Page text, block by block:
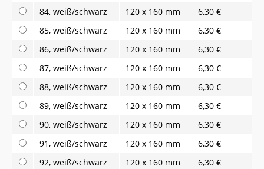
84, weiß/schwarz
120 x 160 mm
6,30 €
85, weiß/schwarz
120 x 160 mm
6,30 €
86, weiß/schwarz
120 x 160 mm
6,30 €
87, weiß/schwarz
120 x 160 mm
6,30 €
88, weiß/schwarz
120 x 160 mm
6,30 €
89, weiß/schwarz
120 x 160 mm
6,30 €
90, weiß/schwarz
120 x 160 mm
6,30 €
91, weiß/schwarz
120 x 160 mm
6,30 €
92, weiß/schwarz
120 x 160 mm
6,30 €